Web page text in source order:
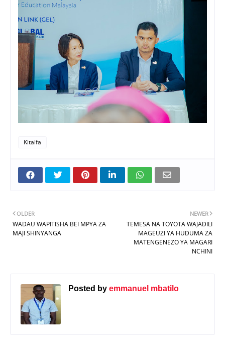
Kitaifa
NEWER
TEMESA NA TOYOTA WAJADILI
MAGEUZI YA HUDUMA ZA
MATENGENEZO YA MAGARI
NCHINI
OLDER
WADAU WAPITISHA BEI MPYA ZA
MAJI SHINYANGA
Posted by emmanuel mbatilo